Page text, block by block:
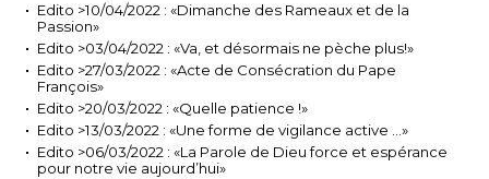
Edito >10/04/2022 : «Dimanche des Rameaux et de la
Passion»
Edito >03/04/2022 : «Va, et désormais ne pèche plus!»
Edito >27/03/2022 : «Acte de Consécration du Pape
François»
Edito >20/03/2022 : «Quelle patience !»
Edito >13/03/2022 : «Une forme de vigilance active ...»
Edito >06/03/2022 : «La Parole de Dieu force et espérance
pour notre vie aujourd’hui»